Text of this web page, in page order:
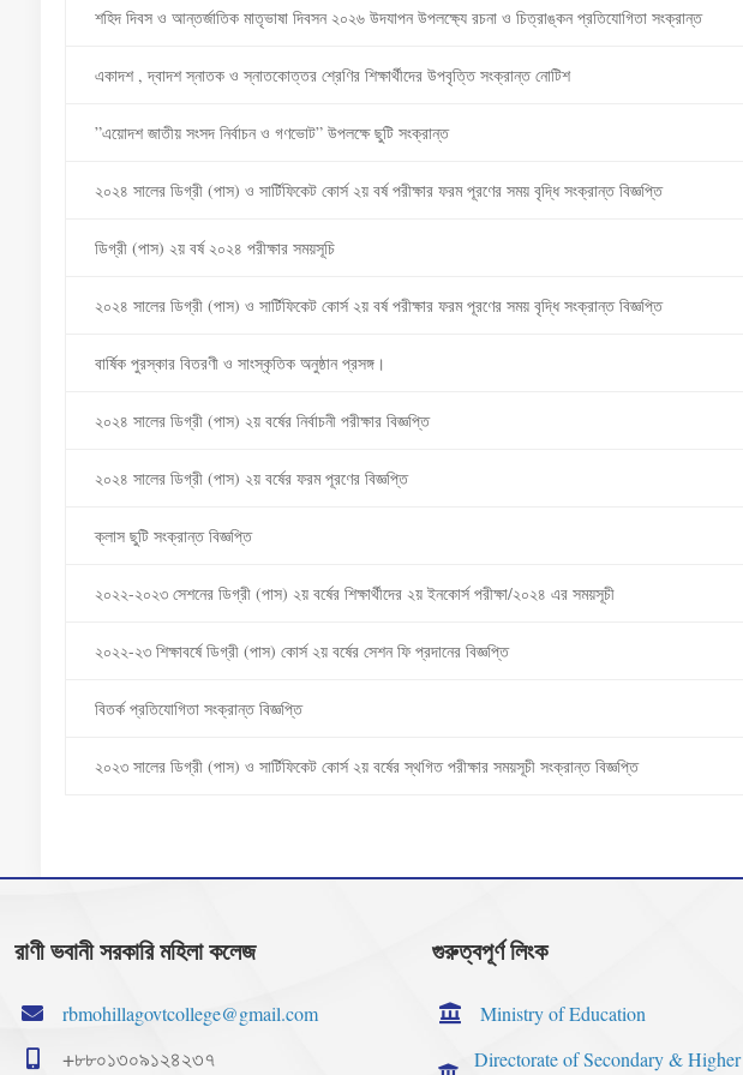
শহিদ দিবস ও আন্তর্জাতিক মাতৃভাষা দিবসন ২০২৬ উদযাপন উপলক্ষ্যে রচনা ও চিত্রাঙ্কন প্রতিযোগিতা সংক্রান্ত
একাদশ , দ্বাদশ স্নাতক ও স্নাতকোত্তর শ্রেণির শিক্ষার্থীদের উপবৃত্তি সংক্রান্ত নোটিশ
”এয়োদশ জাতীয় সংসদ নির্বাচন ও গণভোট” উপলক্ষে ছুটি সংক্রান্ত
২০২৪ সালের ডিগ্রী (পাস) ও সার্টিফিকেট কোর্স ২য় বর্ষ পরীক্ষার ফরম পূরণের সময় বৃদ্ধি সংক্রান্ত বিজ্ঞপ্তি
ডিগ্রী (পাস) ২য় বর্ষ ২০২৪ পরীক্ষার সময়সূচি
২০২৪ সালের ডিগ্রী (পাস) ও সার্টিফিকেট কোর্স ২য় বর্ষ পরীক্ষার ফরম পূরণের সময় বৃদ্ধি সংক্রান্ত বিজ্ঞপ্তি
বার্ষিক পুরস্কার বিতরণী ও সাংস্কৃতিক অনুষ্ঠান প্রসঙ্গ।
২০২৪ সালের ডিগ্রী (পাস) ২য় বর্ষের নির্বাচনী পরীক্ষার বিজ্ঞপ্তি
২০২৪ সালের ডিগ্রী (পাস) ২য় বর্ষের ফরম পূরণের বিজ্ঞপ্তি
ক্লাস ছুটি সংক্রান্ত বিজ্ঞপ্তি
২০২২-২০২৩ সেশনের ডিগ্রী (পাস) ২য় বর্ষের শিক্ষার্থীদের ২য় ইনকোর্স পরীক্ষা/২০২৪ এর সময়সূচী
২০২২-২৩ শিক্ষাবর্ষে ডিগ্রী (পাস) কোর্স ২য় বর্ষের সেশন ফি প্রদানের বিজ্ঞপ্তি
বিতর্ক প্রতিযোগিতা সংক্রান্ত বিজ্ঞপ্তি
২০২৩ সালের ডিগ্রী (পাস) ও সার্টিফিকেট কোর্স ২য় বর্ষের স্থগিত পরীক্ষার সময়সূচী সংক্রান্ত বিজ্ঞপ্তি
রাণী ভবানী সরকারি মহিলা কলেজ
rbmohillagovtcollege@gmail.com
+৮৮০১৩০৯১২৪২৩৭
গুরুত্বপূর্ণ লিংক
Ministry of Education
Directorate of Secondary & Higher